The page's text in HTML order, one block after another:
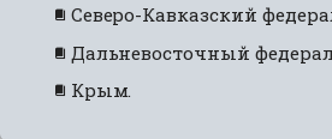
Северо-Кавказский
Дальневосточный
Крым.